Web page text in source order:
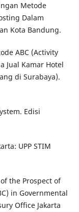
Metode
Dalam
Kota Bandung.
ABC (Activity
Jual Kamar Hotel
di Surabaya).
Edisi
UPP STIM
the Prospect of
in Governmental
Office Jakarta